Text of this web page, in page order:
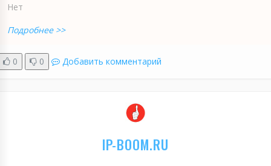
Нет
Подробнее >>
0 0 Добавить комментарий
IP-BOOM.RU